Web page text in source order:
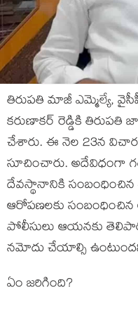
తిరుపతి మాజీ ఎమ్మెల్యే,
క‌రుణాక‌ర్ రెడ్డికి తిరుప‌తి
చేశారు. ఈ నెల 23న
సూచించారు. అదేవిధంగా
దేవ‌స్థానానికి
ఆరోప‌ణ‌ల‌కు
పోలీసులు ఆయ‌న‌కు
న‌మోదు చేయాల్సి
ఏం జ‌రిగింది?